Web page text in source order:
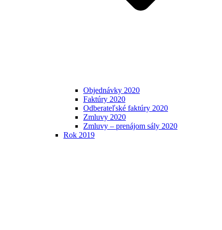
Objednávky 2020
Faktúry 2020
Odberateľské faktúry 2020
Zmluvy 2020
Zmluvy – prenájom sály 2020
Rok 2019